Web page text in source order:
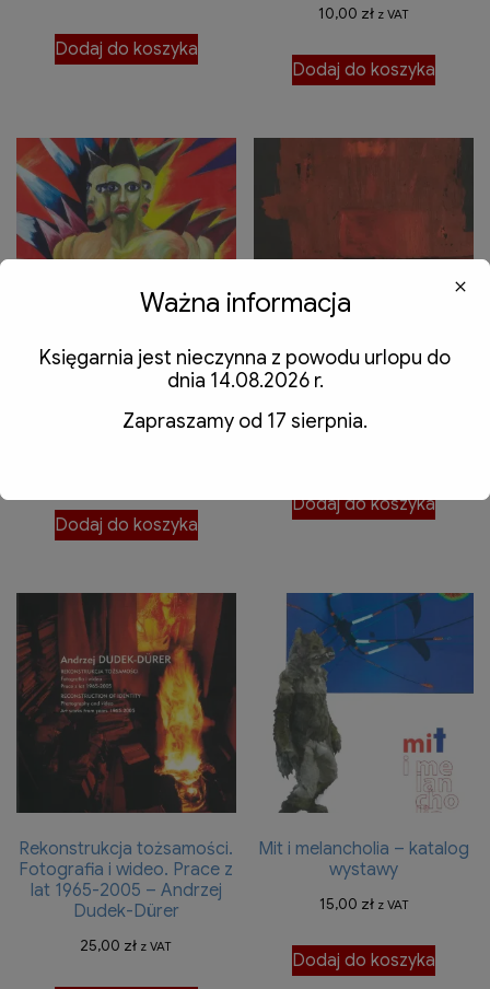
Dodaj do koszyka
10,00 zł z VAT
Dodaj do koszyka
East Beast. Polska Nowa
ekspresja od lat 80. XX
wieku
Dodaj do koszyka
Mapy pamięci / Memory
Maps – Jerzy Kołacz
Dodaj do koszyka
Rekonstrukcja tożsamości.
Fotografia i wideo. Prace z
lat 1965-2005 – Andrzej
Dudek-Dürer
25,00 zł z VAT
Mit i melancholia – katalog
wystawy
15,00 zł z VAT
Dodaj do koszyka
Ważna informacja
Księgarnia jest nieczynna z powodu urlopu do
dnia 14.08.2026 r.
Zapraszamy od 17 sierpnia.